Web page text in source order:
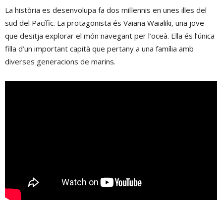
La història es desenvolupa fa dos mil·lennis en unes illes del
sud del Pacífic. La protagonista és Vaiana Waialiki, una jove
que desitja explorar el món navegant per l’oceà. Ella és l’única
filla d’un important capità que pertany a una família amb
diverses generacions de marins.